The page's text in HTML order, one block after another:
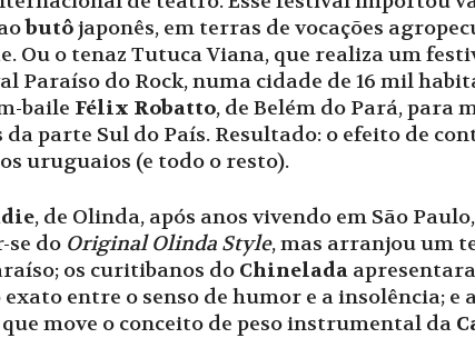
butôjaponês, em terras de vocações
o tenaz Tutuca Viana, que realiza um
Paraíso do Rock, numa cidade de 16 mil
baile Félix Robatto, de Belém do Pará, para
parte Sul do País. Resultado: o efeito de
uruguaios (e todo o resto).
, de Olinda, após anos vivendo em São
se do Original Olinda Style, mas arranjou um
os curitibanos do Chinelada
exato entre o senso de humor e a insolência;
move o conceito de peso instrumental da